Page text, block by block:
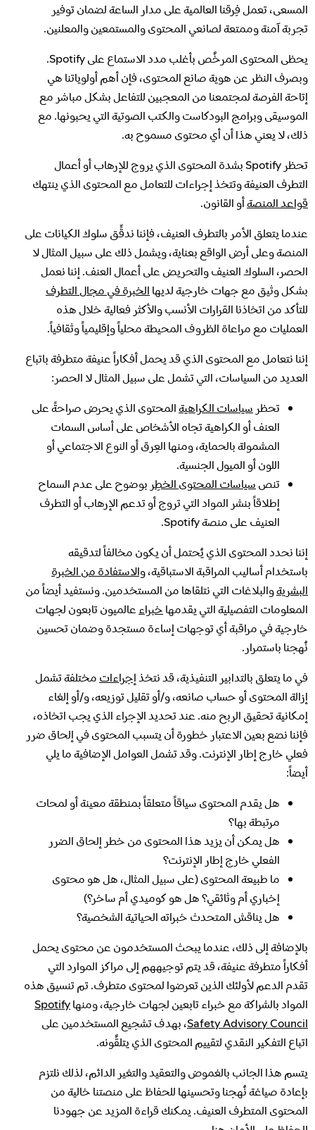
فهم الاقتراحات
المسعى، تعمل فِرقنا العالمية على مدار الساعة لضمان توفير
تجربة آمنة وممتعة لصانعي المحتوى والمستمعين والمعلنين.
يحظى المحتوى المرخَّص بأغلب مدد الاستماع على Spotify.
وبصرف النظر عن هوية صانع المحتوى، فإن أهم أولوياتنا هي
إتاحة الفرصة لمجتمعنا من المعجبين للتفاعل بشكل مباشر مع
الموسيقى وبرامج البودكاست والكتب الصوتية التي يحبونها. مع
ذلك، لا يعني هذا أن أي محتوى مسموح به.
تحظر Spotify بشدة المحتوى الذي يروج للإرهاب أو أعمال
التطرف العنيفة وتتخذ إجراءات للتعامل مع المحتوى الذي ينتهك
قواعد المنصةأو القانون.
عندما يتعلق الأمر بالتطرف العنيف، فإننا ندقِّق سلوك الكيانات على
المنصة وعلى أرض الواقع بعناية، ويشمل ذلك على سبيل المثال لا
الحصر، السلوك العنيف والتحريض على أعمال العنف. إننا نعمل
بشكل وثيق مع جهات خارجية لديها الخبرة في مجال التطرف
للتأكد من اتخاذنا القرارات الأنسب والأكثر فعالية خلال هذه
العمليات مع مراعاة الظروف المحيطة محلياً وإقليمياً وثقافياً.
إننا نتعامل مع المحتوى الذي قد يحمل أفكاراً عنيفة متطرفة باتباع
العديد من السياسات، التي تشمل على سبيل المثال لا الحصر:
تحظر سياسات الكراهيةالمحتوى الذي يحرض صراحةً على
العنف أو الكراهية تجاه الأشخاص على أساس السمات
المشمولة بالحماية، ومنها العِرق أو النوع الاجتماعي أو
اللون أو الميول الجنسية.
تنص سياسات المحتوى الخطِر بوضوح على عدم السماح
إطلاقاً بنشر المواد التي تروج أو تدعم الإرهاب أو التطرف
العنيف على منصة Spotify.
إننا نحدد المحتوى الذي يُحتمل أن يكون مخالفاً لتدقيقه
باستخدام أساليب المراقبة الاستباقية،والاستفادة من الخبرة
البشريةوالبلاغات التي نتلقاها من المستخدمين. ونستفيد أيضاً من
المعلومات التفصيلية التي يقدمها خبراء عالميون تابعون لجهات
خارجية في مراقبة أي توجهات إساءة مستجدة وضمان تحسين
نُهجنا باستمرار.
في ما يتعلق بالتدابير التنفيذية، قد نتخذإجراءات مختلفة تشمل
إزالة المحتوى أو حساب صانعه، و/أو تقليل توزيعه، و/أو إلغاء
إمكانية تحقيق الربح منه. عند تحديد الإجراء الذي يجب اتخاذه،
فإننا نضع بعين الاعتبار خطورة أن يتسبب المحتوى في إلحاق ضرر
فعلي خارج إطار الإنترنت. وقد تشمل العوامل الإضافية ما يلي
أيضاً:
هل يقدم المحتوى سياقاً متعلقاً بمنطقة معينة أو لمحات
مرتبطة بها؟
هل يمكن أن يزيد هذا المحتوى من خطر إلحاق الضرر
الفعلي خارج إطار الإنترنت؟
ما طبيعة المحتوى (على سبيل المثال، هل هو محتوى
إخباري أم وثائقي؟ هل هو كوميدي أم ساخر؟)
هل يناقش المتحدث خبراته الحياتية الشخصية؟
بالإضافة إلى ذلك، عندما يبحث المستخدمون عن محتوى يحمل
أفكاراً متطرفة عنيفة، قد يتم توجيههم إلى مراكز الموارد التي
تقدم الدعم لأولئك الذين تعرضوا لمحتوى متطرف. تم تنسيق هذه
المواد بالشراكة مع خبراء تابعين لجهات خارجية، ومنهاSpotify
Safety Advisory Council، بهدف تشجيع المستخدمين على
اتباع التفكير النقدي لتقييم المحتوى الذي يتلقَّونه.
يتسم هذا الجانب بالغموض والتعقيد والتغير الدائم، لذلك نلتزم
بإعادة صياغة نُهجنا وتحسينها للحفاظ على منصتنا خالية من
المحتوى المتطرف العنيف. يمكنك قراءة المزيد عن جهودنا